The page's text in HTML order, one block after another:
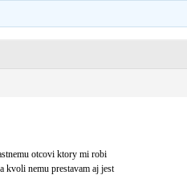
otcovi ktory mi robi
kvoli nemu prestavam aj jest